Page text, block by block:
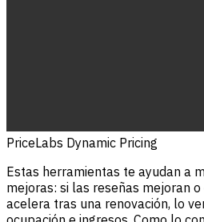
PriceLabs Dynamic Pricing
Estas herramientas te ayudan a
mejoras: si las reseñas mejoran
acelera tras una renovación, lo